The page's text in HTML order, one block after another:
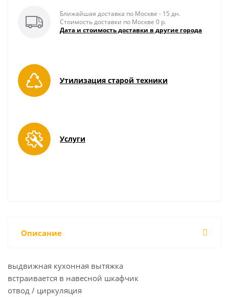
Ближайшая доставка по Москве - 15 дн.
Стоимость доставки по Москве 0 р.
Дата и стоимость доставки в другие города
Утилизация старой техники
Услуги
Описание
выдвижная кухонная вытяжка
встраивается в навесной шкафчик
отвод / циркуляция